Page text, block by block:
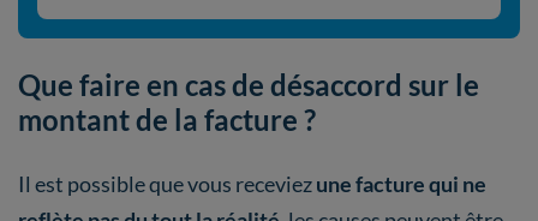
Que faire en cas de désaccord sur le
montant de la facture ?
Il est possible que vous receviezune facture qui ne